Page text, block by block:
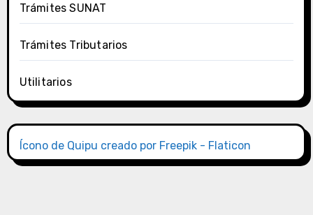
Trámites SUNAT
Trámites Tributarios
Utilitarios
Ícono de Quipu creado por Freepik - Flaticon